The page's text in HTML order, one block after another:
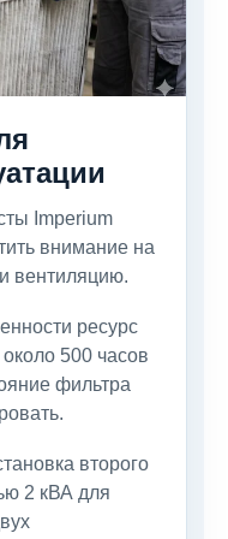
Imperium
внимание на
вентиляцию.
ресурс
500 часов
фильтра
второго
2 кВА для